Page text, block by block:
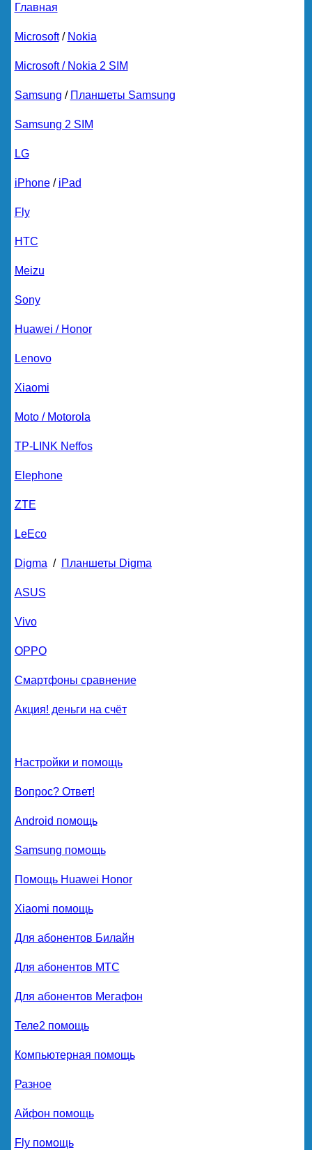
Главная
Microsoft/ Nokia
Microsoft / Nokia 2 SIM
Samsung / Планшеты Samsung
Samsung 2 SIM
LG
iPhone/ iPad
Fly
HTC
Meizu
Sony
Huawei / Honor
Lenovo
Xiaomi
Moto / Motorola
TP-LINK Neffos
Elephone
ZTE
LeEco
Digma / Планшеты Digma
ASUS
Vivo
OPPO
Смартфоны сравнение
Акция! деньги на счёт
Настройки и помощь
Вопрос? Ответ!
Android помощь
Samsung помощь
Помощь Huawei Honor
Xiaomi помощь
Для абонентов Билайн
Для абонентов МТС
Для абонентов Мегафон
Теле2 помощь
Компьютерная помощь
Разное
Айфон помощь
Fly помощь